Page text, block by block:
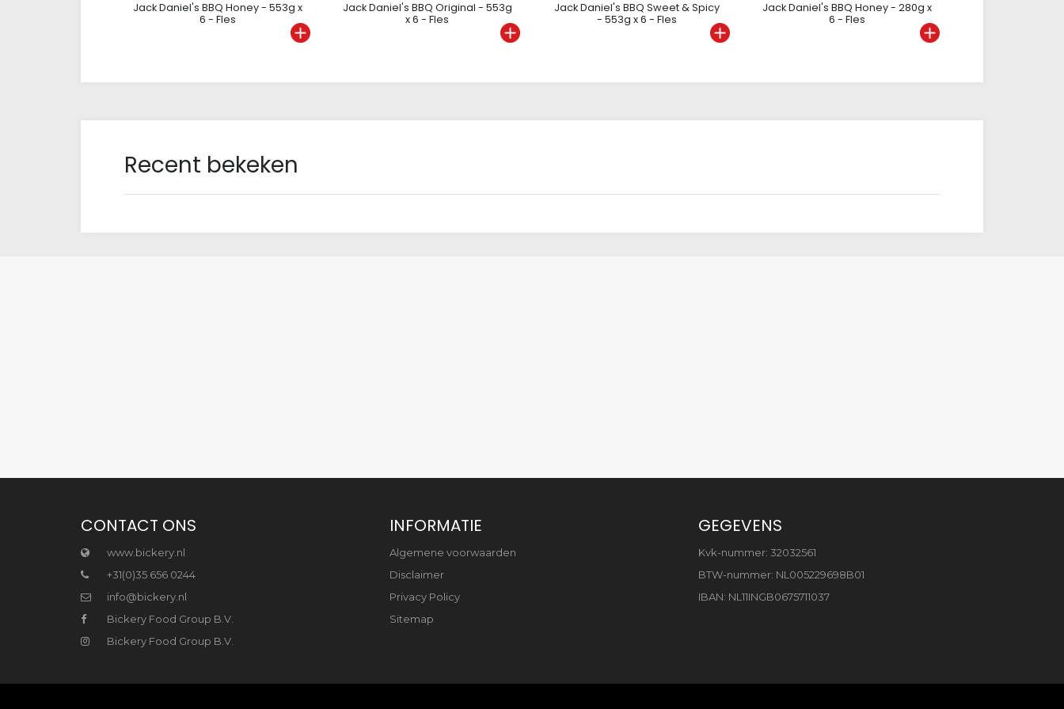
Jack Daniel's BBQ Honey - 553g x
6 - Fles
Jack Daniel's BBQ Original - 553g
x 6 - Fles
Jack Daniel's BBQ Sweet & Spicy
- 553g x 6 - Fles
Jack Daniel's BBQ Honey - 280g x
6 - Fles
Recent bekeken
CONTACT ONS
www.bickery.nl
+31(0)35 656 0244
info@bickery.nl
Bickery Food Group B.V.
Bickery Food Group B.V.
INFORMATIE
Algemene voorwaarden
Disclaimer
Privacy Policy
Sitemap
GEGEVENS
Kvk-nummer: 32032561
BTW-nummer: NL005229698B01
IBAN: NL11INGB0675711037